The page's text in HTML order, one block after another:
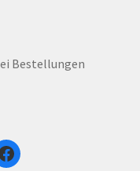
Bestellungen